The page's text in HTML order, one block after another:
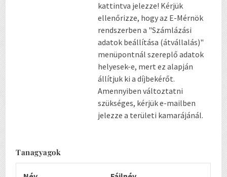
kattintva jelezze! Kérjük
ellenőrizze, hogy az E-Mérnök
rendszerben a "Számlázási
adatok beállítása (átvállalás)"
menüpontnál szereplő adatok
helyesek-e, mert ez alapján
állítjuk ki a díjbekérőt.
Amennyiben változtatni
szükséges, kérjük e-mailben
jelezze a területi kamarájánál.
Tanagyagok